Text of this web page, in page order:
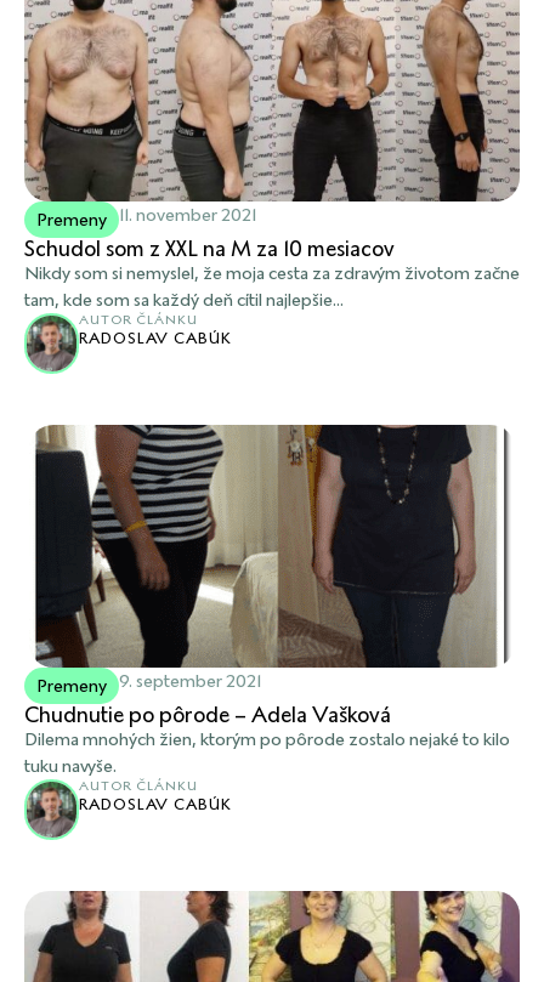
Premeny 11. november 2021
Schudol som z XXL na M za 10 mesiacov
Nikdy som si nemyslel, že moja cesta za zdravým životom začne
tam, kde som sa každý deň cítil najlepšie...
AUTOR ČLÁNKU
RADOSLAV CABÚK
Premeny 9. september 2021
Chudnutie po pôrode – Adela Vašková
Dilema mnohých žien, ktorým po pôrode zostalo nejaké to kilo
tuku navyše.
AUTOR ČLÁNKU
RADOSLAV CABÚK